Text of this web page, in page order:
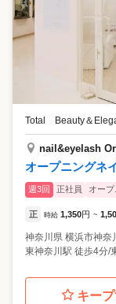
Total Beauty＆
nail&eyelash
オープニングネ
週3回 正社員 オー
正 時給 1,350円 ~
神奈川県 横浜市神奈
東神奈川駅 徒歩4分/
キー